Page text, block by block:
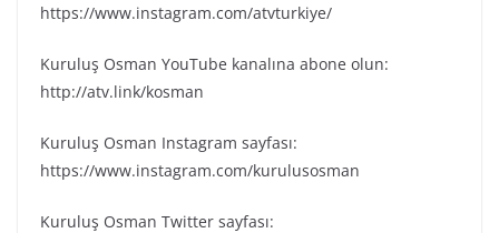
https://www.instagram.com/atvturkiye/
Kuruluş Osman YouTube kanalına abone olun:
http://atv.link/kosman
Kuruluş Osman Instagram sayfası:
https://www.instagram.com/kurulusosman
Kuruluş Osman Twitter sayfası: